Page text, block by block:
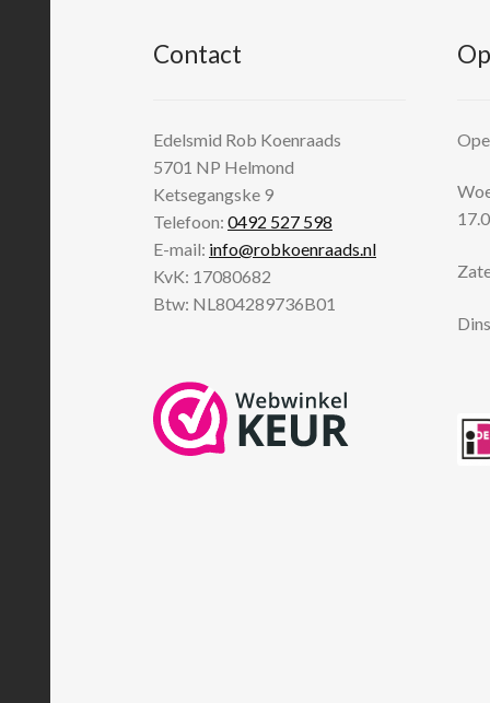
Contact
Edelsmid Rob Koenraads
5701 NP Helmond
Ketsegangske 9
Telefoon:0492 527 598
E-mail: info@robkoenraads.nl
KvK: 17080682
Btw: NL804289736B01